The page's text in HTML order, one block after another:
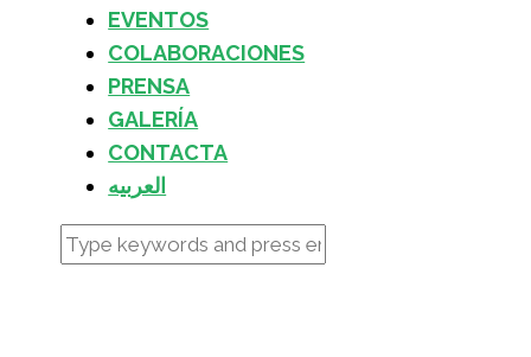
EVENTOS
COLABORACIONES
PRENSA
GALERÍA
CONTACTA
العربيه